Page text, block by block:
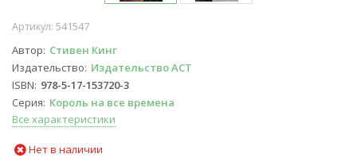
Артикул: 541547
Автор Стивен Кинг
Издательство Издательство АСТ
ISBN 978-5-17-153720-3
Серия Король на все времена
Все характеристики
Нет в наличии